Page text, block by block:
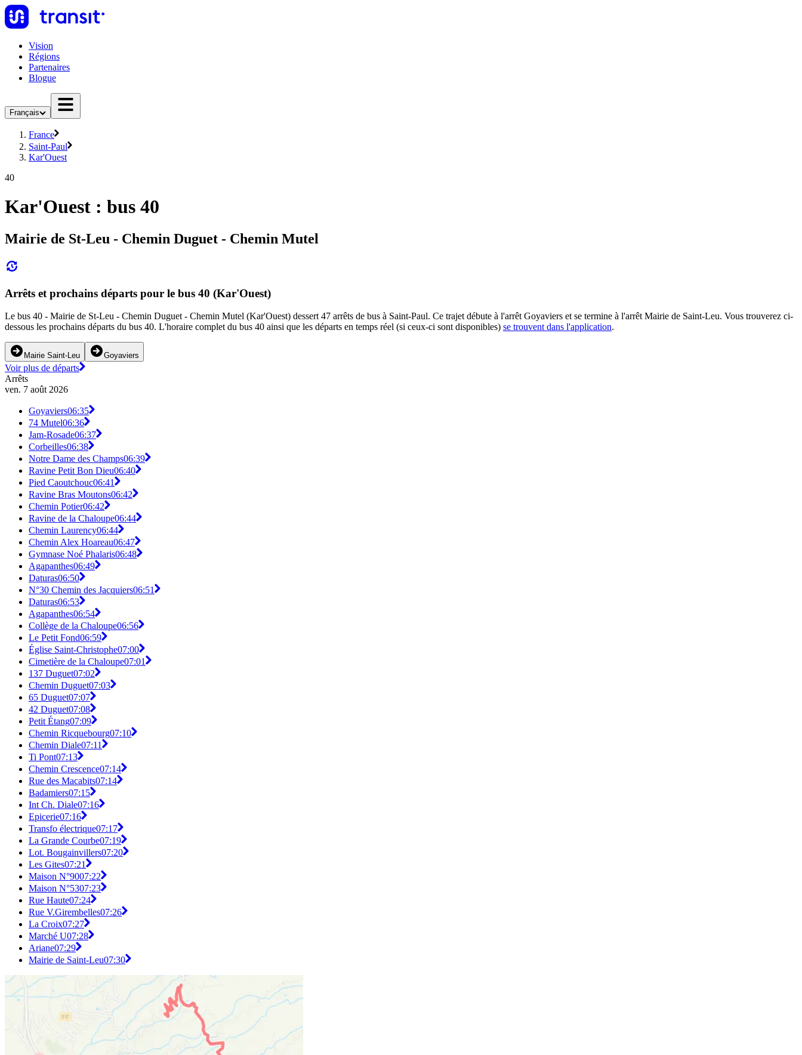
Vision
Régions
Partenaires
Blogue
Français
France
Saint-Paul
Kar'Ouest
40
Kar'Ouest : bus 40
Mairie de St-Leu - Chemin Duguet - Chemin Mutel
Arrêts et prochains départs pour le bus 40 (Kar'Ouest)
Le bus 40 - Mairie de St-Leu - Chemin Duguet - Chemin Mutel (Kar'Ouest) dessert 47 arrêts de bus à Saint-Paul. Ce trajet débute à l'arrêt Goyaviers et se termine à l'arrêt Mairie de Saint-Leu. Vous trouverez ci-
dessous les prochains départs du bus 40. L'horaire complet du bus 40 ainsi que les départs en temps réel (si ceux-ci sont disponibles) se trouvent dans l'application.
Mairie Saint-Leu Goyaviers
Voir plus de départs
Arrêts
ven. 7 août 2026
Goyaviers06:35
74 Mutel06:36
Jam-Rosade06:37
Corbeilles06:38
Notre Dame des Champs06:39
Ravine Petit Bon Dieu06:40
Pied Caoutchouc06:41
Ravine Bras Moutons06:42
Chemin Potier06:42
Ravine de la Chaloupe06:44
Chemin Laurency06:44
Chemin Alex Hoareau06:47
Gymnase Noé Phalaris06:48
Agapanthes06:49
Daturas06:50
N°30 Chemin des Jacquiers06:51
Daturas06:53
Agapanthes06:54
Collège de la Chaloupe06:56
Le Petit Fond06:59
Église Saint-Christophe07:00
Cimetière de la Chaloupe07:01
137 Duguet07:02
Chemin Duguet07:03
65 Duguet07:07
42 Duguet07:08
Petit Étang07:09
Chemin Ricquebourg07:10
Chemin Diale07:11
Ti Pont07:13
Chemin Crescence07:14
Rue des Macabits07:14
Badamiers07:15
Int Ch. Diale07:16
Epicerie07:16
Transfo électrique07:17
La Grande Courbe07:19
Lot. Bougainvillers07:20
Les Gites07:21
Maison N°9007:22
Maison N°5307:23
Rue Haute07:24
Rue V.Girembelles07:26
La Croix07:27
Marché U07:28
Ariane07:29
Mairie de Saint-Leu07:30